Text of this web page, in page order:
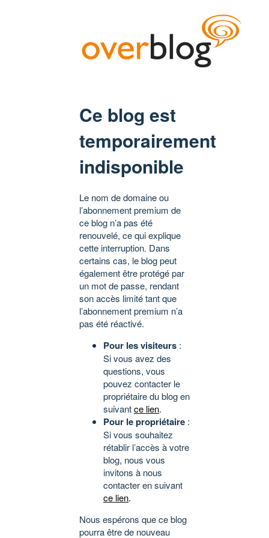
Ce blog est
temporairement
indisponible
Le nom de domaine ou
l’abonnement premium de
ce blog n’a pas été
renouvelé, ce qui explique
cette interruption. Dans
certains cas, le blog peut
également être protégé par
un mot de passe, rendant
son accès limité tant que
l’abonnement premium n’a
pas été réactivé.
Pour les visiteurs :
Si vous avez des
questions, vous
pouvez contacter le
propriétaire du blog en
suivantce lien.
Pour le propriétaire :
Si vous souhaitez
rétablir l’accès à votre
blog, nous vous
invitons à nous
contacter en suivant
ce lien.
Nous espérons que ce blog
pourra être de nouveau